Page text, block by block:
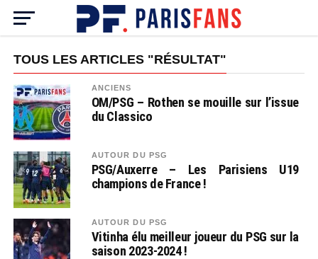
TOUS LES ARTICLES "RÉSULTAT"
ANCIENS
OM/PSG – Rothen se mouille sur l’issue
du Classico
AUTOUR DU PSG
PSG/Auxerre – Les Parisiens U19
champions de France !
AUTOUR DU PSG
Vitinha élu meilleur joueur du PSG sur la
saison 2023-2024 !